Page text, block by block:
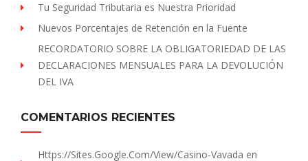
Tu Seguridad Tributaria es Nuestra Prioridad
Nuevos Porcentajes de Retención en la Fuente
RECORDATORIO SOBRE LA OBLIGATORIEDAD DE LAS
DECLARACIONES MENSUALES PARA LA DEVOLUCIÓN
DEL IVA
COMENTARIOS RECIENTES
Https://sites.Google.com/view/Casino-Vavada en